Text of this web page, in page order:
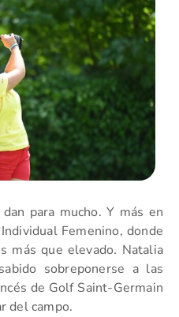
para mucho. Y más en
Femenino, donde
más que elevado. Natalia
sobreponerse a las
de Golf Saint-Germain
del campo.